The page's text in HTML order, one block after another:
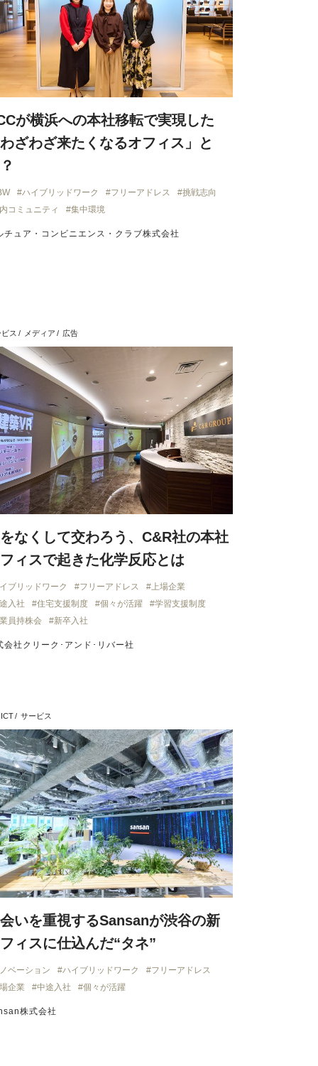
が横浜への本社移転で実現した
ざわざ来たくなるオフィス」と
ハイブリッドワーク フリーアドレス
挑戦志向
コミュニティ
集中環境
チュア・コンビニエンス・クラブ株式会社
ス メディア 広告
なくして交わろう、C&R社の本社
ィスで起きた化学反応とは
ブリッドワーク フリーアドレス
上場企業
入社
住宅支援制度 個々が活躍
学習支援制度
員持株会
新卒入社
会社クリーク･アンド･リバー社
サービス
いを重視するSansanが渋谷の新
ィスに仕込んだ“タネ”
ベーション ハイブリッドワーク
フリーアドレス
企業
中途入社 個々が活躍
株式会社